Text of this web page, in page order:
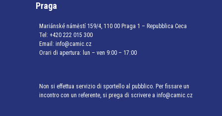
Praga
Mariánské náměstí 159/4, 110 00 Praga 1 – Repubblica Ceca
Tel: +420 222 015 300
Email: info@camic.cz
Orari di apertura: lun – ven 9:00 – 17:00
Non si effettua servizio di sportello al pubblico. Per fissare un
incontro con un referente, si prega di scrivere a info@camic.cz